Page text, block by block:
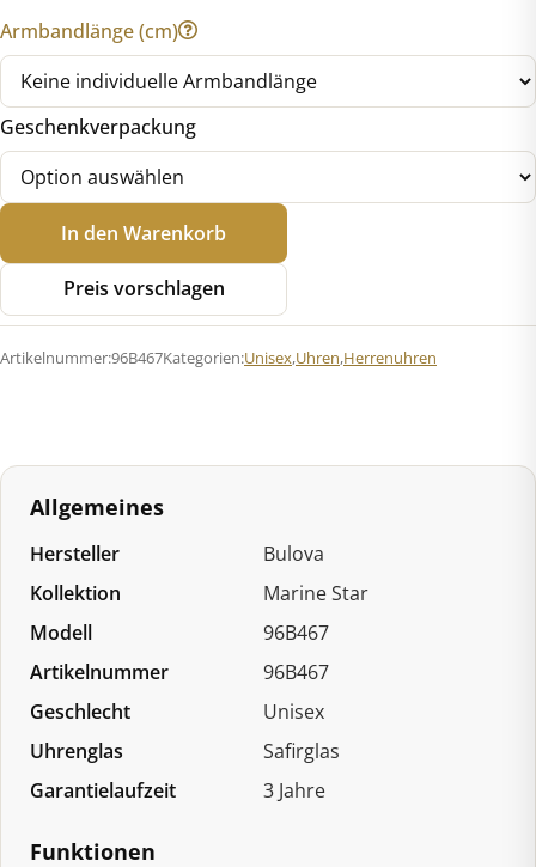
Armbandlänge (cm)
Geschenkverpackung
Bulova
96B467
Marine
Star
B
In den Warenkorb
Preis vorschlagen
Artikelnummer:96B467Kategorien:Unisex,Uhren,Herrenuhren
Allgemeines
Hersteller
Bulova
Kollektion
Marine Star
Modell
96B467
Artikelnummer
96B467
Geschlecht
Unisex
Uhrenglas
Safirglas
Garantielaufzeit
3 Jahre
Funktionen